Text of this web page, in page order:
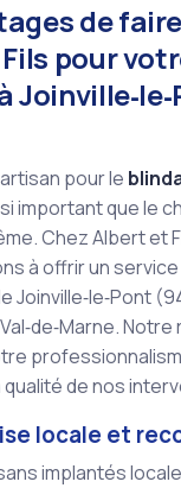
de
pour
pour le
important que le
Chez Albert et
à offrir un
Joinville‑le‑Pont
de nos
locale et
implantés